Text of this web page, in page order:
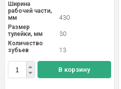
Ширина
рабочей части,
мм
430
Размер
тулейки, мм
30
Количество
зубьев
13
В корзину